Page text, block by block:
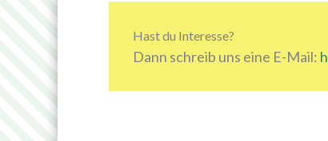
Hast du Interesse?
Dann schreib uns eine E-Mail: